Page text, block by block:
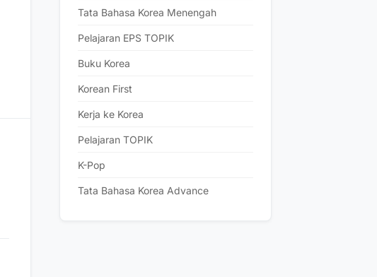
Tata Bahasa Korea Menengah
Pelajaran EPS TOPIK
Buku Korea
Korean First
Kerja ke Korea
Pelajaran TOPIK
K-Pop
Tata Bahasa Korea Advance